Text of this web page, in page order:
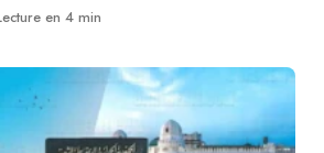
en 4 min